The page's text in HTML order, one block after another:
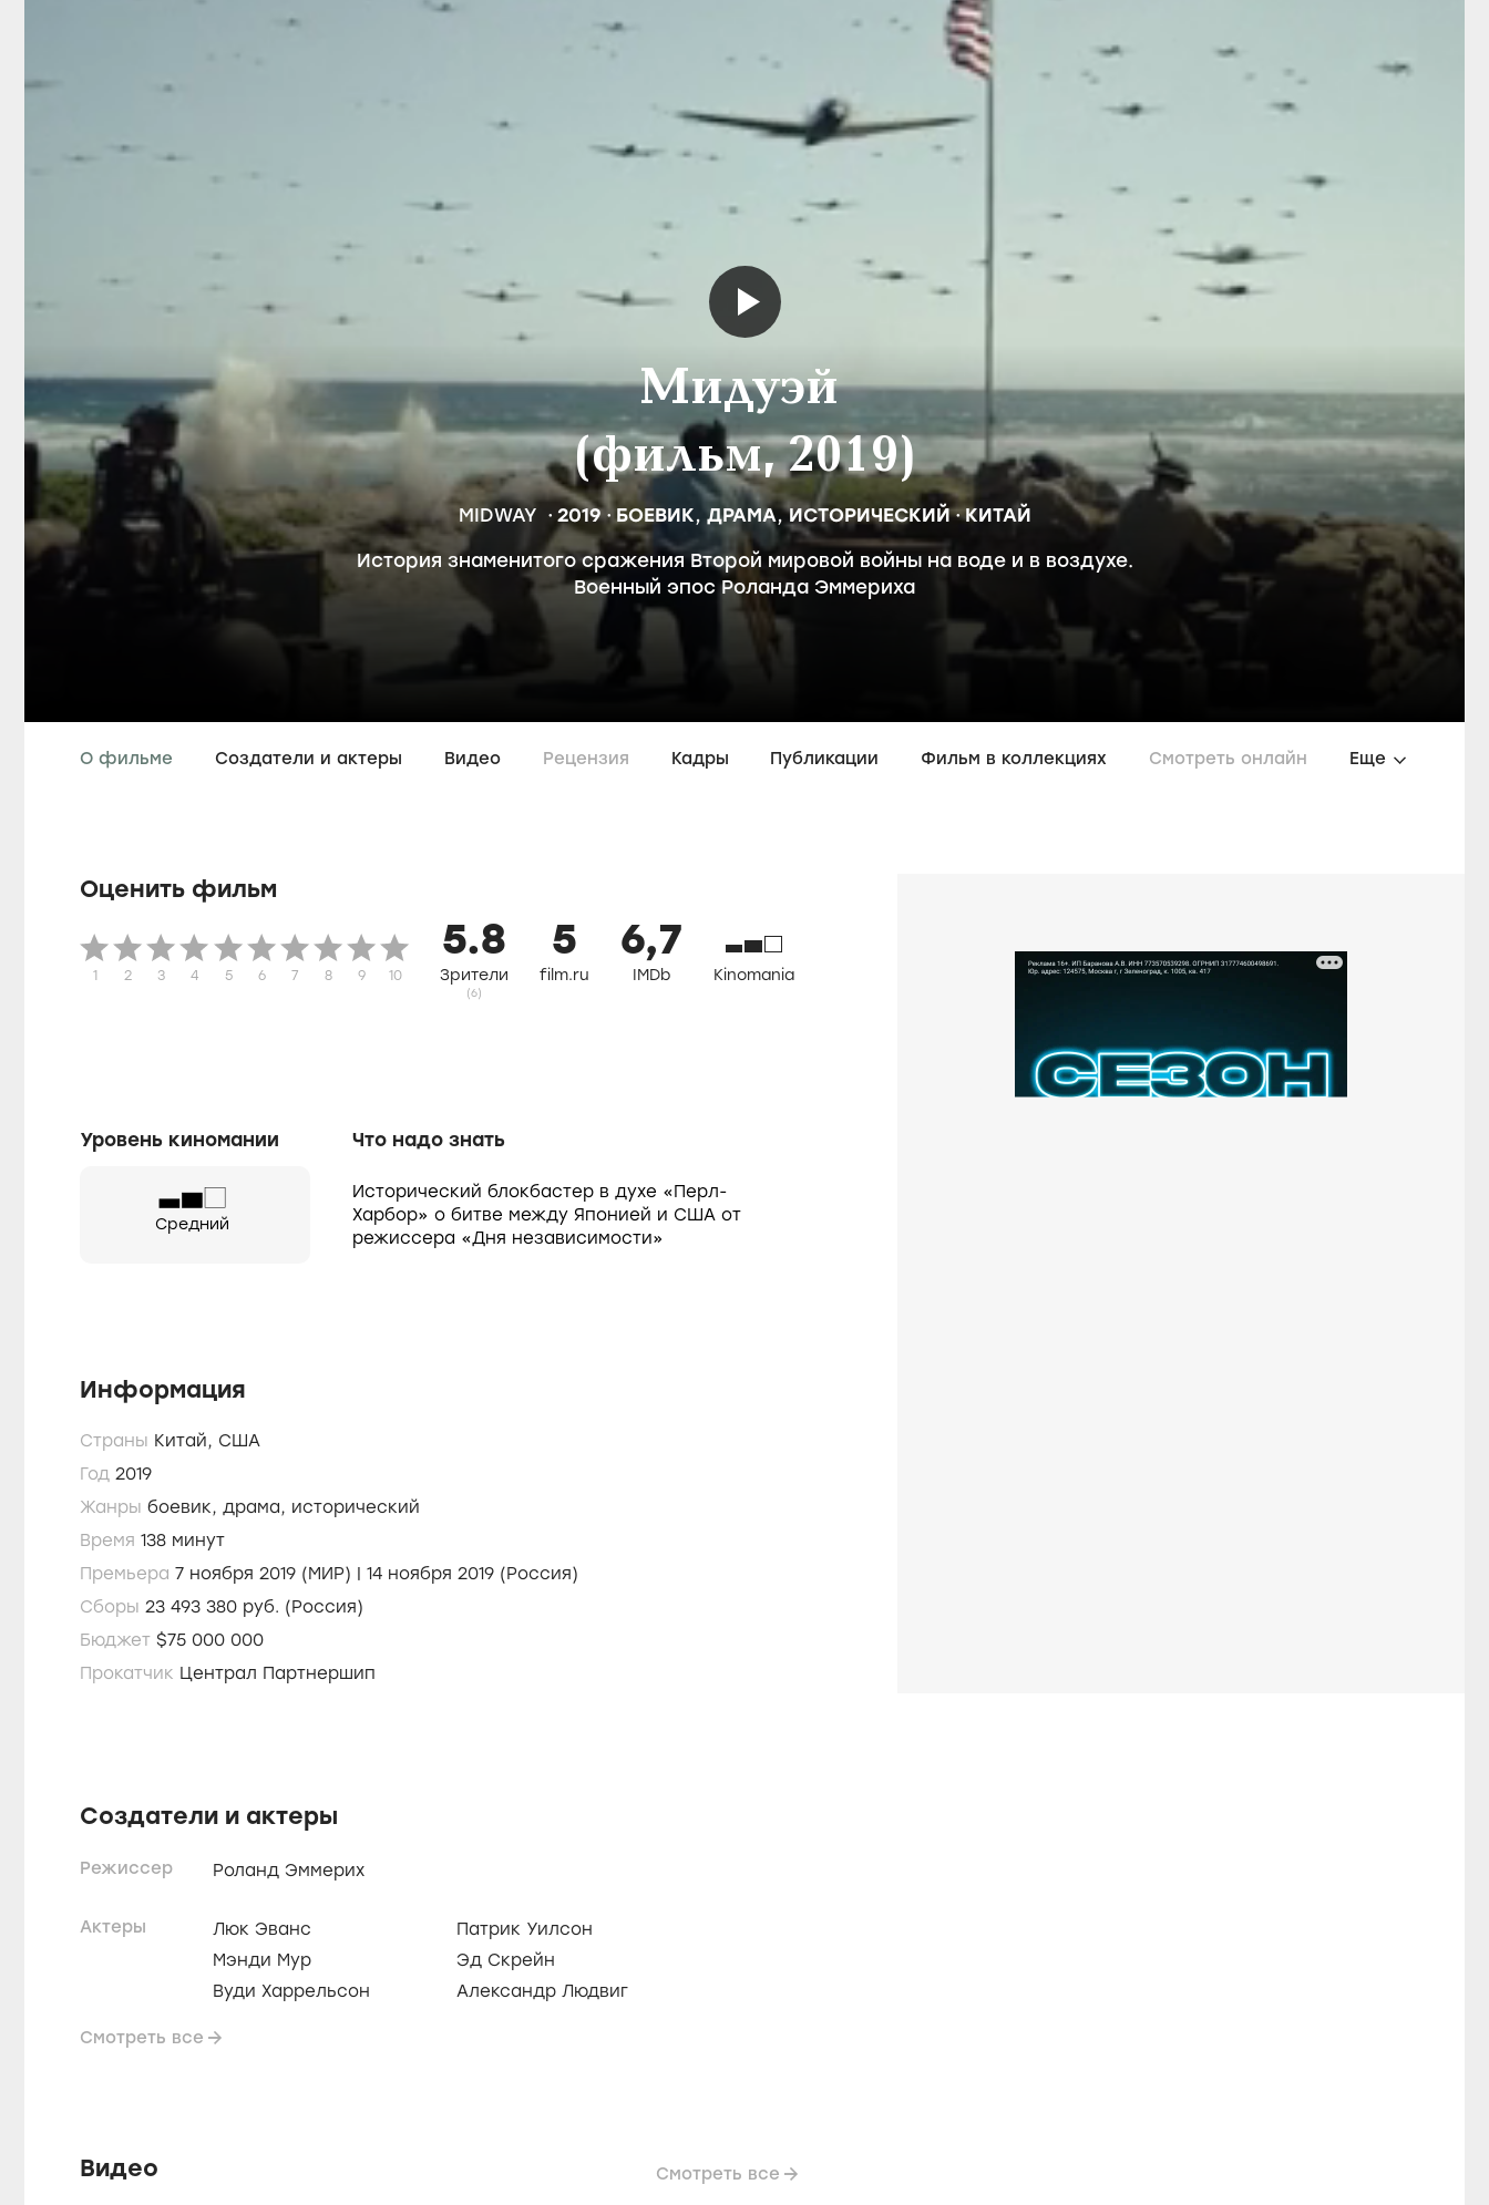
Мидуэй
(фильм, 2019)
MIDWAY 2019 БОЕВИК, ДРАМА,ИСТОРИЧЕСКИЙ КИТАЙ
История знаменитого сражения Второй мировой войны на воде и в воздухе.
Военный эпос Роланда Эммериха
О фильме Создатели и актеры Видео Рецензия Кадры Публикации Фильм в коллекциях Смотреть онлайн Еще
Оценить фильм
1 2 3 4 5 6 7 8 9 10
5.8
Зрители
(6)
5
film.ru
6,7
IMDb Kinomania
Уровень киномании Что надо знать
Средний
Исторический блокбастер в духе «Перл-
Харбор» о битве между Японией и США от
режиссера «Дня независимости»
Информация
Страны Китай, США
Год 2019
Жанры боевик, драма, исторический
Время
138 минут
Премьера
7 ноября 2019 (МИР) | 14 ноября 2019 (Россия)
Сборы 23 493 380 руб. (Россия)
Бюджет $75 000 000
Прокатчик Централ Партнершип
Создатели и актеры
Режиссер Роланд Эммерих
Актеры
Люк Эванс
Мэнди Мур
Вуди Харрельсон
Патрик Уилсон
Эд Скрейн
Александр Людвиг
Смотреть все
Видео Смотреть все